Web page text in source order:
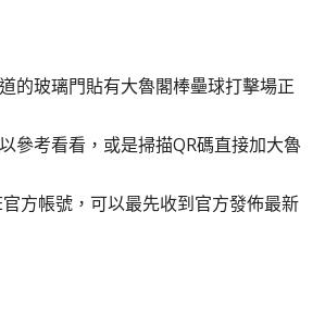
的玻璃門貼有大魯閣棒壘球打擊場正
參考看看 ，或是掃描QR碼直接加大魯
方帳號 ，可以最先收到官方發佈最新